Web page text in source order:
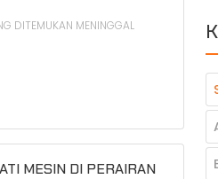
DITEMUKAN MENINGGAL
MESIN DI PERAIRAN